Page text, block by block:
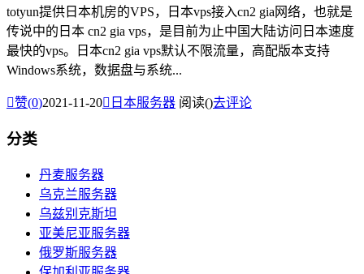
totyun提供日本机房的VPS，日本vps接入cn2 gia网络，也就是
传说中的日本 cn2 gia vps，是目前为止中国大陆访问日本速度
最快的vps。日本cn2 gia vps默认不限流量，高配版本支持
Windows系统，数据盘与系统...
赞(0)2021-11-20 日本服务器 阅读()去评论
分类
丹麦服务器
乌克兰服务器
乌兹别克斯坦
亚美尼亚服务器
俄罗斯服务器